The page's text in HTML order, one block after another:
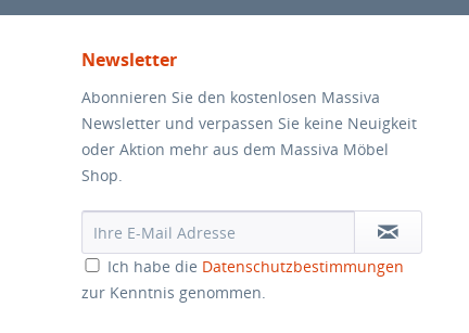
Newsletter
Abonnieren Sie den kostenlosen Massiva
Newsletter und verpassen Sie keine Neuigkeit
oder Aktion mehr aus dem Massiva Möbel
Shop.
Ich habe die Datenschutzbestimmungen
zur Kenntnis genommen.